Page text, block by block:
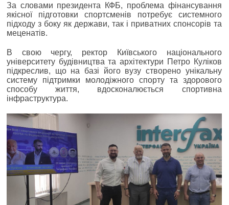
За словами президента КФБ, проблема фінансування
якісної підготовки спортсменів потребує системного
підходу з боку як держави, так і приватних спонсорів та
меценатів.
В свою чергу, ректор Київського національного
університету будівництва та архітектури Петро Куліков
підкреслив, що на базі його вузу створено унікальну
систему підтримки молодіжного спорту та здорового
способу життя, вдосконалюється спортивна
інфраструктура.